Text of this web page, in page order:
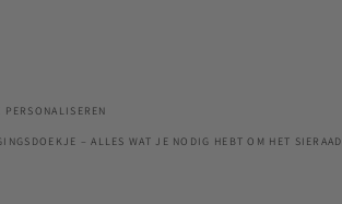
– ALLES WAT JE NODIG HEBT OM HET SIERAAD